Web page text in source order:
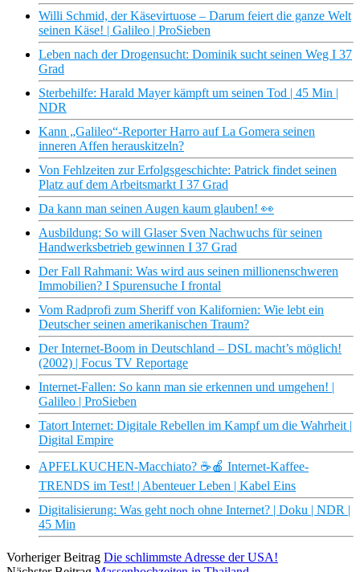
Willi Schmid, der Käsevirtuose – Darum feiert die ganze Welt
seinen Käse! | Galileo | ProSieben
Leben nach der Drogensucht: Dominik sucht seinen Weg I 37
Grad
Sterbehilfe: Harald Mayer kämpft um seinen Tod | 45 Min |
NDR
Kann „Galileo“-Reporter Harro auf La Gomera seinen
inneren Affen herauskitzeln?
Von Fehlzeiten zur Erfolgsgeschichte: Patrick findet seinen
Platz auf dem Arbeitsmarkt I 37 Grad
Da kann man seinen Augen kaum glauben! 👀
Ausbildung: So will Glaser Sven Nachwuchs für seinen
Handwerksbetrieb gewinnen I 37 Grad
Der Fall Rahmani: Was wird aus seinen millionenschweren
Immobilien? I Spurensuche I frontal
Vom Radprofi zum Sheriff von Kalifornien: Wie lebt ein
Deutscher seinen amerikanischen Traum?
Der Internet-Boom in Deutschland – DSL macht’s möglich!
(2002) | Focus TV Reportage
Internet-Fallen: So kann man sie erkennen und umgehen! |
Galileo | ProSieben
Tatort Internet: Digitale Rebellen im Kampf um die Wahrheit |
Digital Empire
APFELKUCHEN-Macchiato? ☕🍎 Internet-Kaffee-
TRENDS im Test! | Abenteuer Leben | Kabel Eins
Digitalisierung: Was geht noch ohne Internet? | Doku | NDR |
45 Min
Vorheriger Beitrag Die schlimmste Adresse der USA!